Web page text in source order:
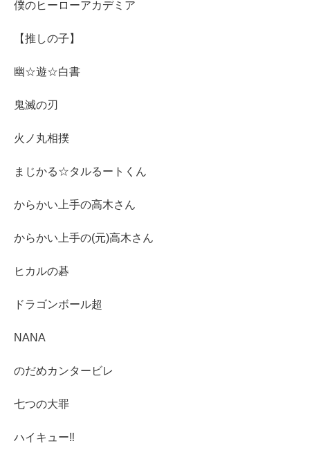
僕のヒーローアカデミア
【推しの子】
幽☆遊☆白書
鬼滅の刃
火ノ丸相撲
まじかる☆タルるートくん
からかい上手の高木さん
からかい上手の(元)高木さん
ヒカルの碁
ドラゴンボール超
NANA
のだめカンタービレ
七つの大罪
ハイキュー‼︎